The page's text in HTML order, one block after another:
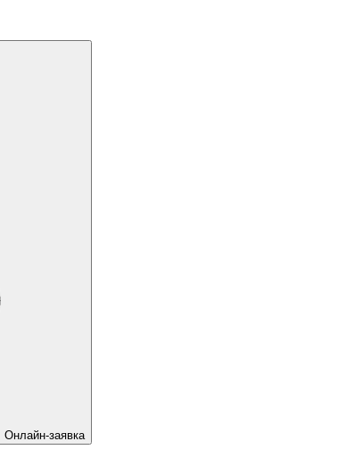
Онлайн-заявка